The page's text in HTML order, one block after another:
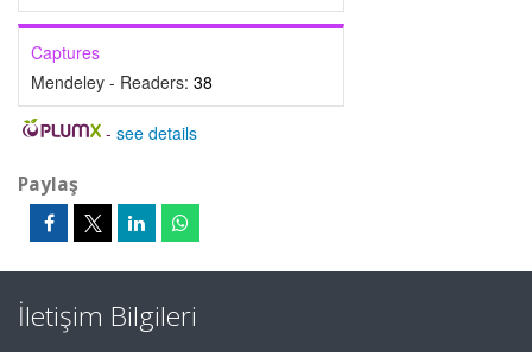
Captures
Mendeley - Readers: 38
- see details
Paylaş
İletişim Bilgileri